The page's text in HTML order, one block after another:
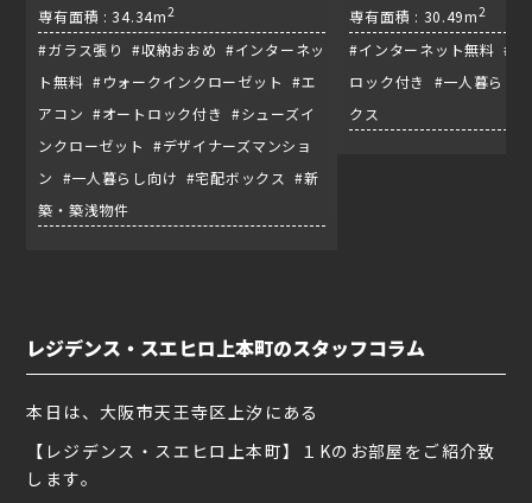
1K / 千日前線『鶴橋駅』
専有面積 : 34.34m2
#ガラス張り #収納おおめ #インターネッ
ト無料 #ウォークインクローゼット #エ
アコン #オートロック付き #シューズイ
ンクローゼット #デザイナーズマンショ
ン #一人暮らし向け #宅配ボックス #新
築・築浅物件
1K / 御堂筋線『天王寺駅
専有面積 : 30.49m2
#インターネット無料 #
ロック付き #一人暮らし
クス
レジデンス・スエヒロ上本町のスタッフコラム
本日は、大阪市天王寺区上汐にある
【レジデンス・スエヒロ上本町】１Kのお部屋をご紹介致
します。